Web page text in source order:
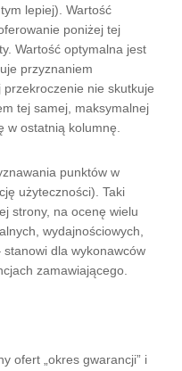
lepiej). Wartość
poniżej tej
Wartość optymalna jest
przyznaniem
nie skutkuje
tej samej, maksymalnej
w ostatnią kolumnę.
punktów w
użyteczności). Taki
strony, na ocenę wielu
wydajnościowych,
dla wykonawców
zamawiającego.
ofert „okres gwarancji” i